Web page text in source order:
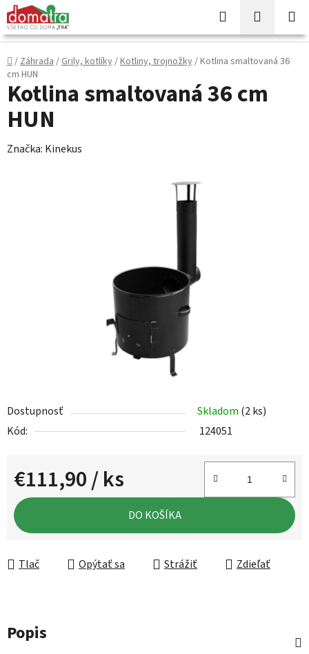
Prejsť
na
obsah
Hľadať
KOŠÍK
Domov
/Záhrada/Grily, kotlíky/Kotliny, trojnožky/Kotlina smaltovaná 36
cm HUN
Dostupnosť Skladom (2 ks)
Kód:
124051
€111,90/ ks
Jednotková cena:
DO KOŠÍKA
Tlač Opýtať sa Strážiť Zdieľať
Kotlina smaltovaná 36 cm
HUN
Značka: Kinekus
Popis